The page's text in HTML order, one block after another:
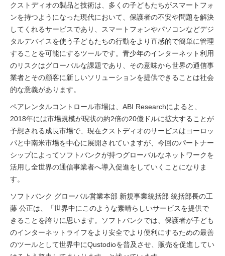
クストディオの製品と技術は、多くの子どもたちがスマートフォ
ンを持つようになった現代において、保護者の不安や問題を解決
してくれるサービスであり、スマートフォンやパソコンなどデジ
タルデバイスを使う子どもたちの行動をより直感的で簡単に管理
することを可能にするツールです。青少年のインターネット利用
のリスクはグローバルな課題であり、その意味から世界の通信事
業者とその顧客に新しいソリューションを提供できることは社会
的な意義があります。
ペアレンタルコントロール市場は、ABI Researchによると、
2018年には市場規模が現状の約2倍の20億ドルに拡大することが
予想される成長市場で、現在クストディオのサービスはヨーロッ
パと中南米市場を中心に展開されていますが、今回のパートナー
シップによってソフトバンクが持つグローバルなネットワークを
活用し全世界の通信事業者へ導入促進をしていくことになりま
す。
ソフトバンク グローバル営業本部 新規事業統括部 統括部長の工
藤 公正は、「世界中にこのような素晴らしいサービスを提供で
きることを誇りに思います。ソフトバンクでは、保護者が子ども
のインターネットライフをより安全でより便利にするための最善
のツールとして世界中にQustodioを普及させ、販売を促進してい